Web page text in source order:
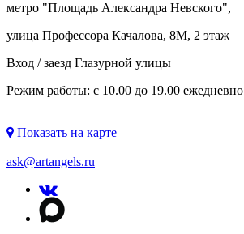
метро "Площадь Александра Невского",
улица Профессора Качалова, 8М, 2 этаж
Вход / заезд Глазурной улицы
Режим работы: с 10.00 до 19.00 ежедневно
Показать на карте
ask@artangels.ru